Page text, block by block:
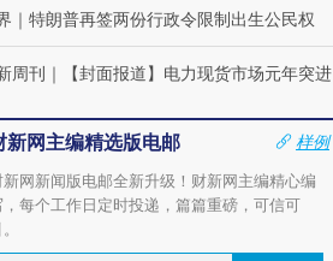
｜ 特朗普再签两份行政令限制出生公民权
周刊 ｜ 【封面报道】电力现货市场元年突进
新网主编精选版电邮
样例
新网新闻版电邮全新升级！财新网主编精心编
，每个工作日定时投递，篇篇重磅，可信可